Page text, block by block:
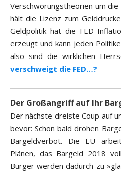
Verschwörungstheorien um die
hält die Lizenz zum
Geldpolitik hat die FED
erzeugt und kann jeden
also sind die wirklichen
verschweigt die FED…?
Der Großangriff auf Ihr
Der nächste dreiste Coup auf
bevor: Schon bald drohen
Bargeldverbot. Die EU
Plänen, das Bargeld 2018
Bürger werden dadurch zu